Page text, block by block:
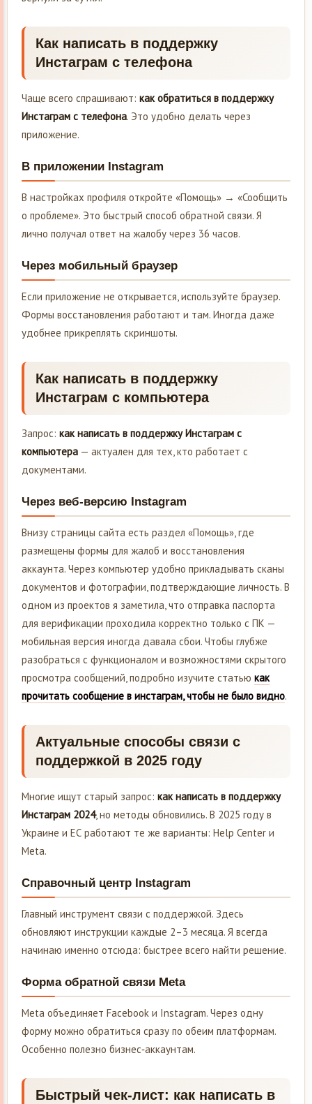
Как написать в поддержку
Инстаграм с телефона
Чаще всего спрашивают: как обратиться в поддержку
Инстаграм с телефона. Это удобно делать через
приложение.
В приложении Instagram
В настройках профиля откройте «Помощь» → «Сообщить
о проблеме». Это быстрый способ обратной связи. Я
лично получал ответ на жалобу через 36 часов.
Через мобильный браузер
Если приложение не открывается, используйте браузер.
Формы восстановления работают и там. Иногда даже
удобнее прикреплять скриншоты.
Как написать в поддержку
Инстаграм с компьютера
Запрос: как написать в поддержку Инстаграм с
компьютера — актуален для тех, кто работает с
документами.
Через веб-версию Instagram
Внизу страницы сайта есть раздел «Помощь», где
размещены формы для жалоб и восстановления
аккаунта. Через компьютер удобно прикладывать сканы
документов и фотографии, подтверждающие личность. В
одном из проектов я заметила, что отправка паспорта
для верификации проходила корректно только с ПК —
мобильная версия иногда давала сбои. Чтобы глубже
разобраться с функционалом и возможностями скрытого
просмотра сообщений, подробно изучите статью как
прочитать сообщение в инстаграм, чтобы не было видно.
Актуальные способы связи с
поддержкой в 2025 году
Многие ищут старый запрос: как написать в поддержку
Инстаграм 2024, но методы обновились. В 2025 году в
Украине и ЕС работают те же варианты: Help Center и
Meta.
Справочный центр Instagram
Главный инструмент связи с поддержкой. Здесь
обновляют инструкции каждые 2–3 месяца. Я всегда
начинаю именно отсюда: быстрее всего найти решение.
Форма обратной связи Meta
Meta объединяет Facebook и Instagram. Через одну
форму можно обратиться сразу по обеим платформам.
Особенно полезно бизнес‑аккаунтам.
Быстрый чек-лист: как написать в